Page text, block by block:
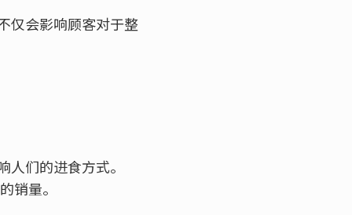
仅会影响顾客对于整
们的进食方式。
销量。